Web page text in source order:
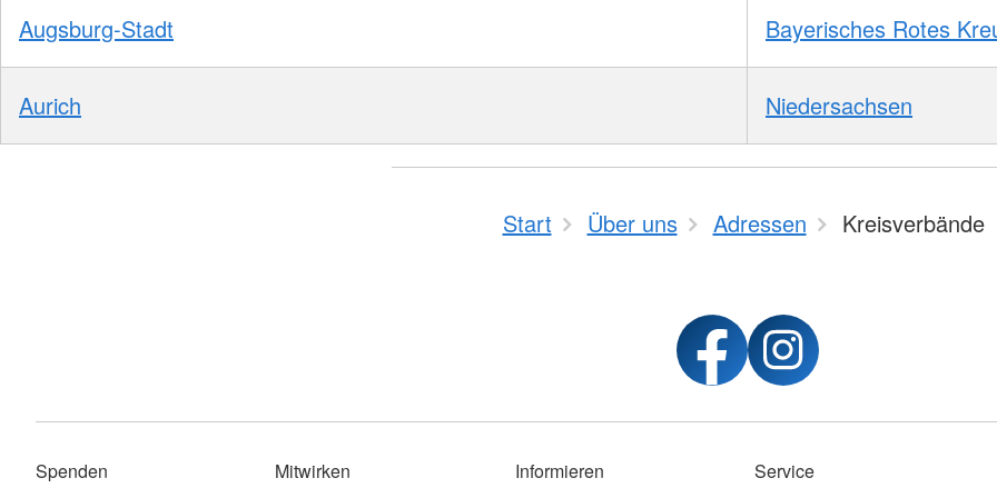
Augsburg-Stadt Bayerisches Rotes
Aurich Niedersachsen
Start Über uns Adressen Kreisverbände
Spenden Mitwirken Informieren Service